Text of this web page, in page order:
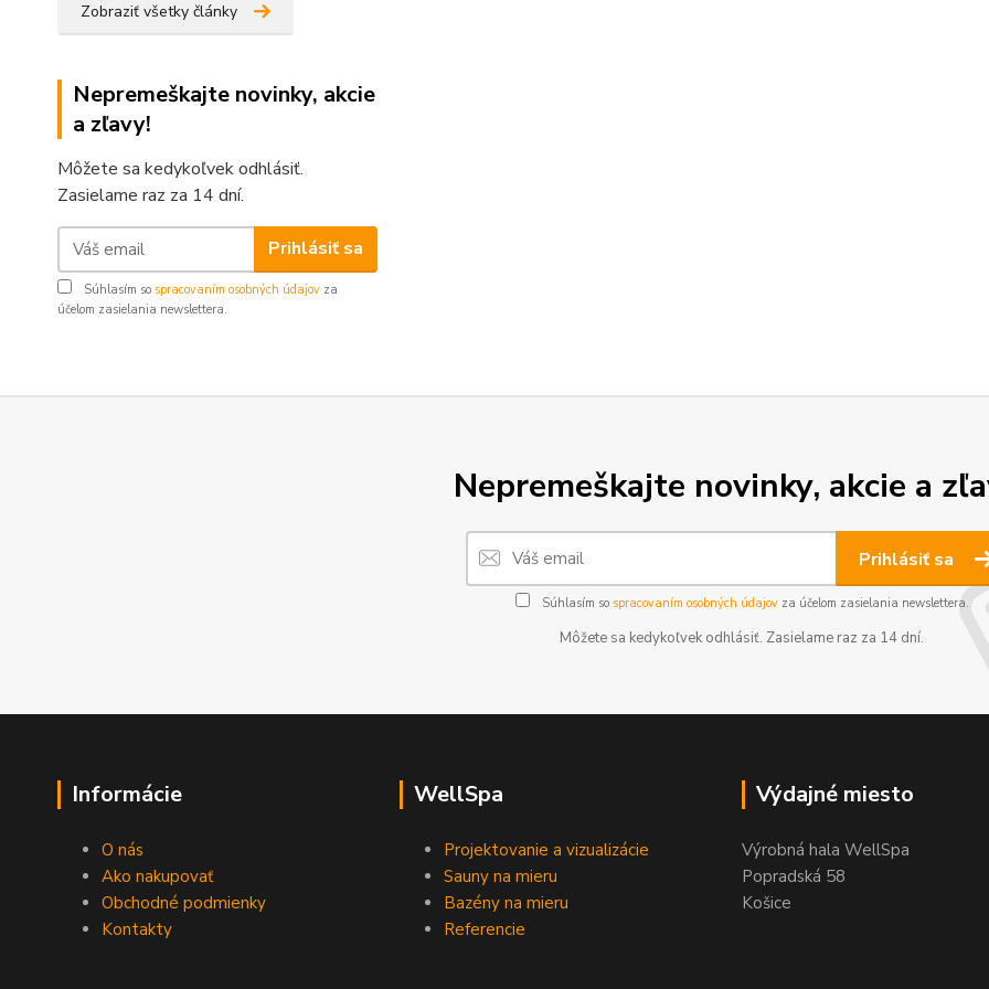
Zobraziť všetky články
Nepremeškajte novinky, akcie
a zľavy!
Môžete sa kedykoľvek odhlásiť.
Zasielame raz za 14 dní.
Prihlásiť sa
Súhlasím so spracovaním osobných údajov za
účelom zasielania newslettera.
Nepremeškajte novinky, akcie a
Prihlásiť sa
Súhlasím so spracovaním osobných údajovza účelom zasielania newslettera.
Môžete sa kedykoľvek odhlásiť. Zasielame raz za 14 dní.
Informácie
O nás
Ako nakupovať
Obchodné podmienky
Kontakty
WellSpa
Projektovanie a vizualizácie
Sauny na mieru
Bazény na mieru
Referencie
Výdajné miesto
Výrobná hala WellSpa
Popradská 58
Košice